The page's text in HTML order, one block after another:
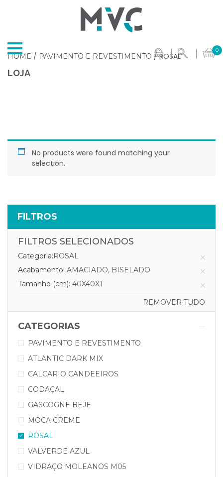
0
HOME / PAVIMENTO E REVESTIMENTO / ROSAL
LOJA
FILTROS
FILTROS SELECIONADOS
Categoria:ROSAL
Acabamento: AMACIADO, BISELADO
Tamanho (cm): 40X40X1
REMOVER TUDO
CATEGORIAS
PAVIMENTO E REVESTIMENTO
ATLANTIC DARK MIX
CALCARIO CANDEEIROS
CODAÇAL
GASCOGNE BEJE
MOCA CREME
ROSAL
VALVERDE AZUL
VIDRAÇO MOLEANOS M05
No products were found matching your
selection.